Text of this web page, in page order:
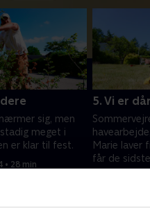
sig, men
meget i
er klar til fest.
• 28 min
5. Vi er
Marie laver
får de
inden de
25. januar